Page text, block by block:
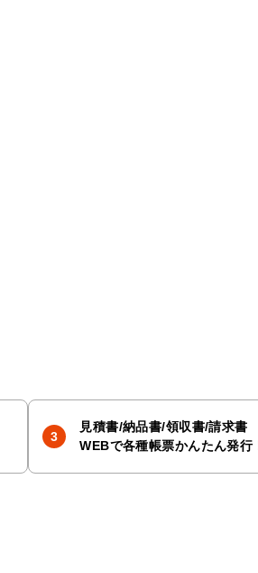
見積書/納品書/領収書/請求書
WEBで各種帳票かんたん発行